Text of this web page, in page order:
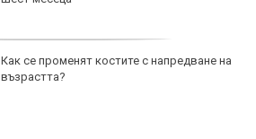
Как се променят костите с напредване на
възрастта?